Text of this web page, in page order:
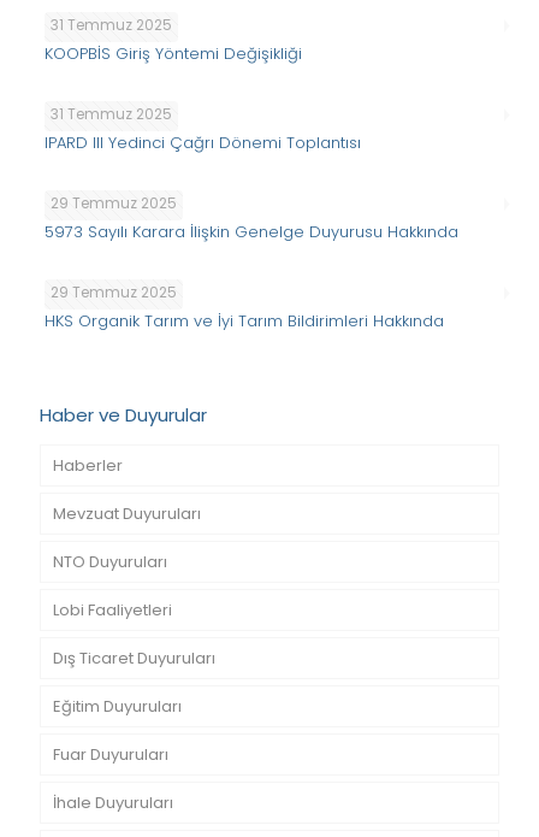
31 Temmuz 2025
KOOPBİS Giriş Yöntemi Değişikliği
31 Temmuz 2025
IPARD III Yedinci Çağrı Dönemi Toplantısı
29 Temmuz 2025
5973 Sayılı Karara İlişkin Genelge Duyurusu Hakkında
29 Temmuz 2025
HKS Organik Tarım ve İyi Tarım Bildirimleri Hakkında
Haber ve Duyurular
Haberler
Mevzuat Duyuruları
NTO Duyuruları
Lobi Faaliyetleri
Dış Ticaret Duyuruları
Eğitim Duyuruları
Fuar Duyuruları
İhale Duyuruları